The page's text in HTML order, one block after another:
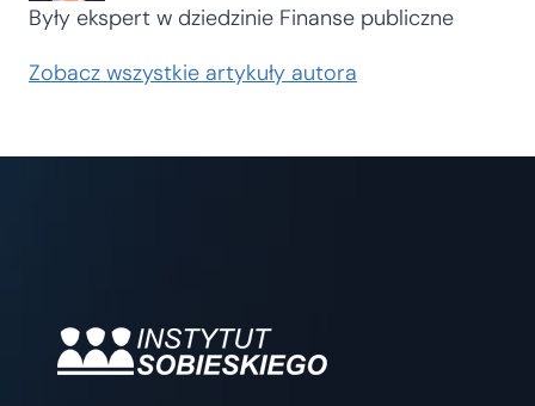
Były ekspert w dziedzinie Finanse publiczne
Zobacz wszystkie artykuły autora